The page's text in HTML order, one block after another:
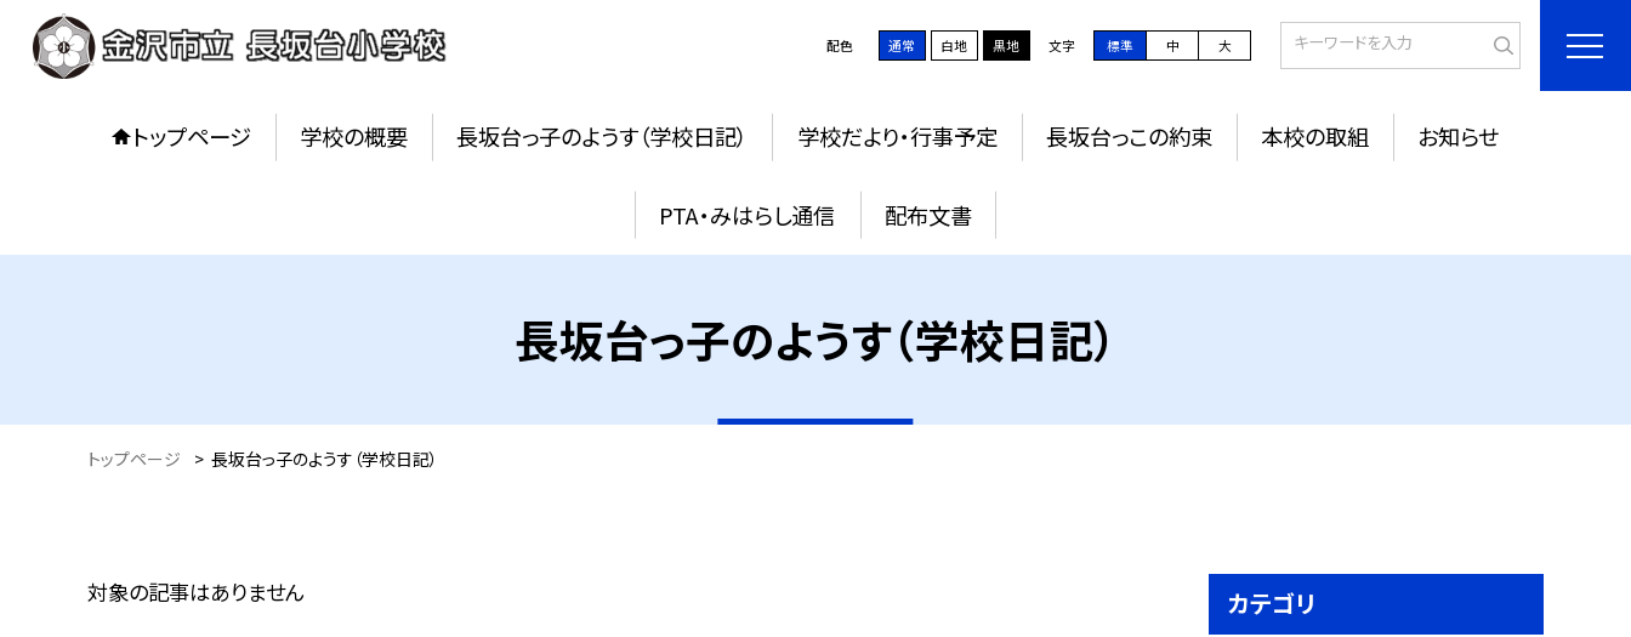
配色 通常 白地 黒地 文字 標準 中 大
トップページ 学校の概要 長坂台っ子のようす（学校日記） 学校だより・行事予定 長坂台っこの約束 本校の取組 お知らせ
PTA・みはらし通信 配布文書
長坂台っ子のようす（学校日記）
トップページ > 長坂台っ子のようす（学校日記）
対象の記事はありません カテゴリ